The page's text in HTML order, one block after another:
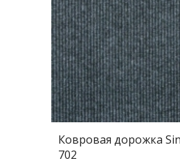
Ковровая дорожка
702